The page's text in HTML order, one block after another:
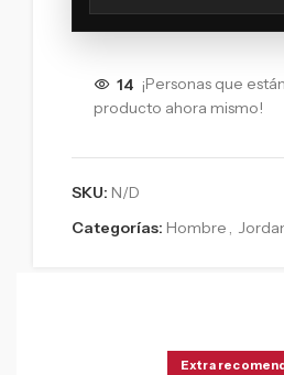
14 ¡Personas que
producto ahora mismo!
SKU: N/D
Categorías: Hombre ,
Extra